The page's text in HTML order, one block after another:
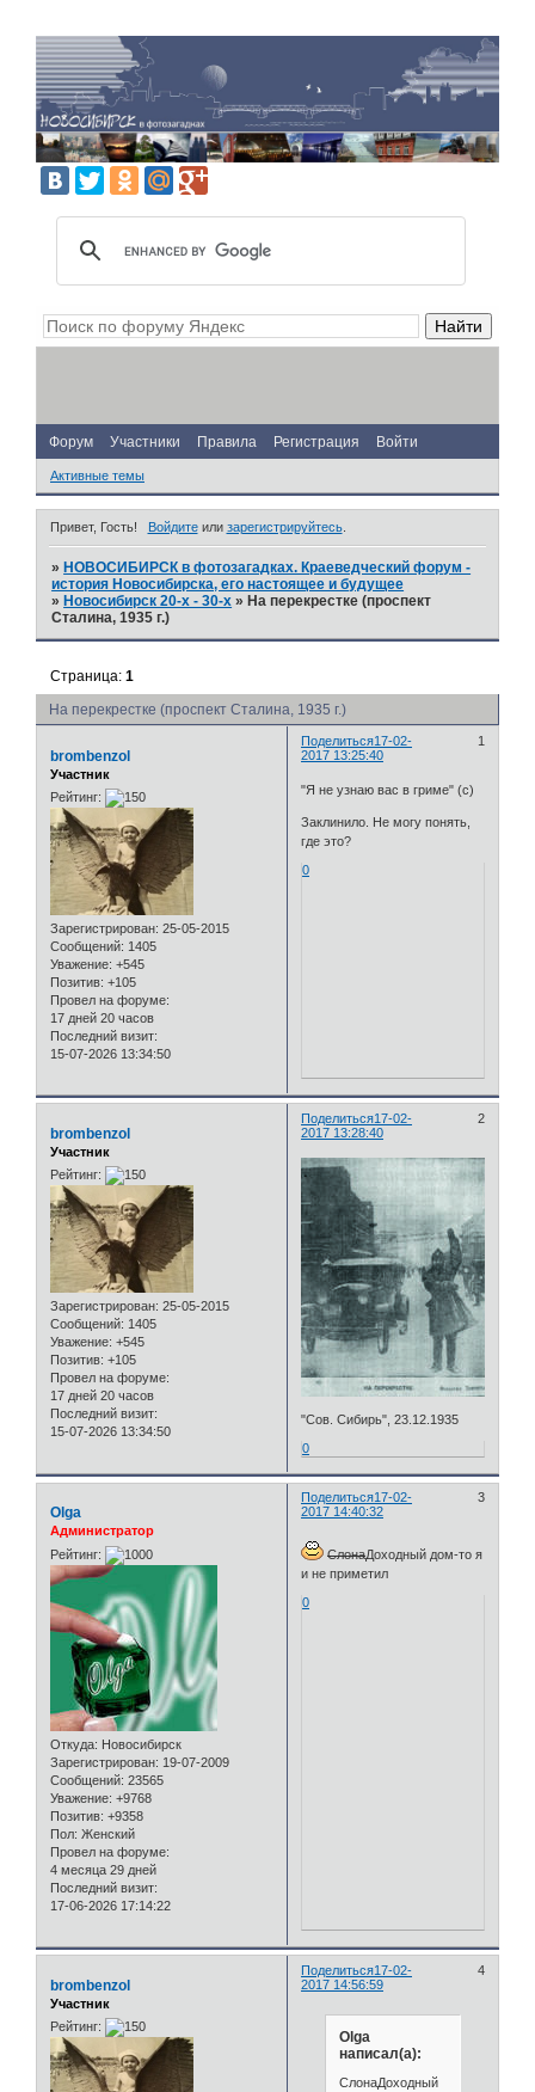
Форум Участники Правила Регистрация Войти
Активные темы
Привет, Гость! Войдитеили зарегистрируйтесь.
» НОВОСИБИРСК в фотозагадках. Краеведческий форум -
история Новосибирска, его настоящее и будущее
» Новосибирск 20-х - 30-х » На перекрестке (проспект
Сталина, 1935 г.)
На перекрестке (проспект Сталина, 1935 г.)
Страница:1
Поделиться 1
17-02-
2017 13:25:40
brombenzol
Участник
Рейтинг:
Зарегистрирован: 25-05-2015
Сообщений: 1405
Уважение: +545
Позитив: +105
Провел на форуме:
17 дней 20 часов
Последний визит:
15-07-2026 13:34:50
"Я не узнаю вас в гриме" (с)
Заклинило. Не могу понять,
где это?
0
Поделиться 2
17-02-
2017 13:28:40
brombenzol
Участник
Рейтинг:
Зарегистрирован: 25-05-2015
Сообщений: 1405
Уважение: +545
Позитив: +105
Провел на форуме:
17 дней 20 часов
Последний визит:
15-07-2026 13:34:50
"Сов. Сибирь", 23.12.1935
0
Поделиться 3
17-02-
2017 14:40:32
Olga
Администратор
Рейтинг:
Откуда: Новосибирск
Зарегистрирован: 19-07-2009
Сообщений: 23565
Уважение: +9768
Позитив: +9358
Пол: Женский
Провел на форуме:
4 месяца 29 дней
Последний визит:
17-06-2026 17:14:22
СлонаДоходный дом-то я
и не приметил
0
Поделиться 4
17-02-
2017 14:56:59
brombenzol
Участник
Рейтинг:
Olga
написал(а):
СлонаДоходный